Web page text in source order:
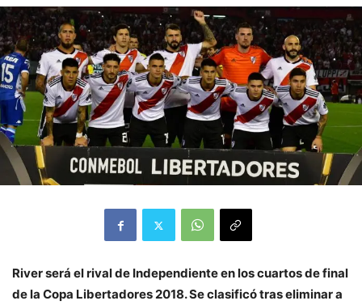
River será el rival de Independiente en los cuartos de final
de la Copa Libertadores 2018. Se clasificó tras eliminar a